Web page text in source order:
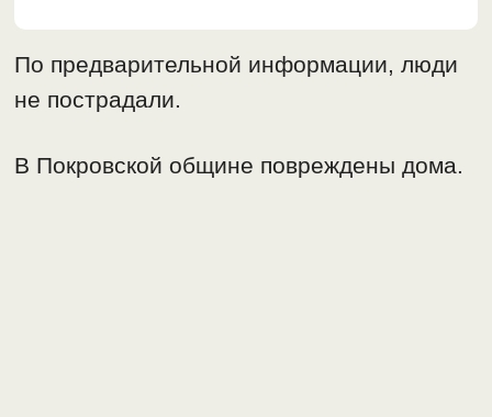
По предварительной информации, люди
не пострадали.
В Покровской общине повреждены дома.